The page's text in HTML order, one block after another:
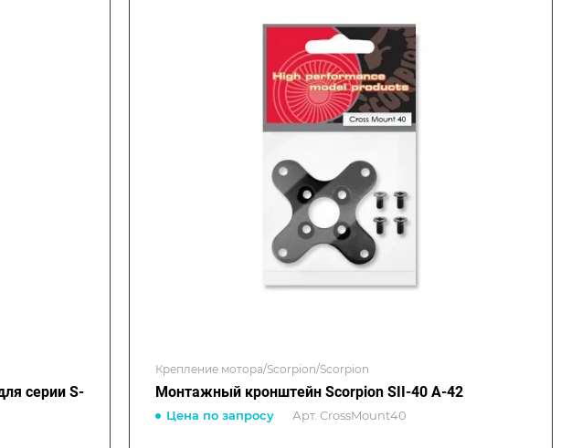
серии S-
Крепление мотора/Scorpion/Scorpion
Монтажный кронштейн Scorpion SII-40 A-42
Цена по запросу Арт. CrossMount40